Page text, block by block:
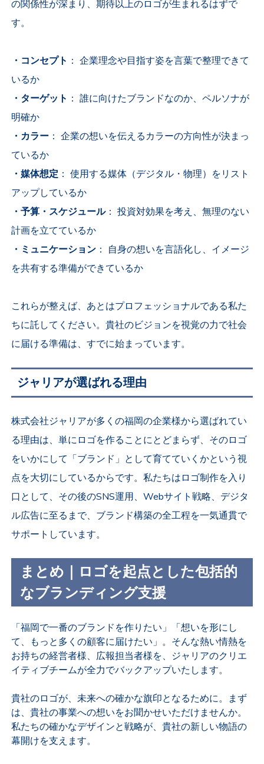
の関係性が深まり、期待以上のロゴが生まれるはずで
す。
・コンセプト ： 企業理念や目指す姿を言葉で整理できて
いるか
・ターゲット ： 誰に向けたブランドなのか、ペルソナが
明確か
・カラー ： 企業の想いを伝えるカラーの方向性が決まっ
ているか
・媒体想定 ： 使用する媒体（デジタル・物理）をリスト
アップしているか
・予算・スケジュール： 投資対効果を考え、無理のない
計画を立てているか
・ミュニケーション ： 自身の想いを言語化し、イメージ
を共有する準備ができているか
これらが整えば、あとはプロフェッショナルである私た
ちに託してください。貴社のビジョンを視覚の力で社会
に届ける準備は、すでに始まっています。
ジャリアが選ばれる理由
株式会社ジャリアが多くの福岡の企業様から選ばれてい
る理由は、単にロゴを作ることにとどまらず、そのロゴ
をいかにして「ブランド」として育てていくかという視
点を大切にしているからです。私たちはロゴ制作を入り
口として、その後のSNS運用、Webサイト戦略、デジタ
ル広告に至るまで、ブランド構築の全工程を一気通貫で
サポートしています。
まとめ｜ロゴを起点とした包括的
なブランディング支援
「福岡で一番のブランドを作りたい」「想いを形にし
て、もっと多くの顧客に届けたい」。そんな熱い情熱を
お持ちの経営者様、広報担当者様を、ジャリアのクリエ
イティブチームが全力でバックアップいたします。
貴社のロゴが、未来への確かな旗印となるために。まず
は、貴社の事業への想いをお聞かせいただけませんか。
私たちの確かなデザインと戦略が、貴社の新しい物語の
幕開けを支えます。